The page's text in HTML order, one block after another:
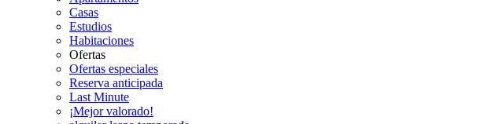
Casas
Estudios
Habitaciones
Ofertas
Ofertas especiales
Reserva anticipada
Last Minute
¡Mejor valorado!